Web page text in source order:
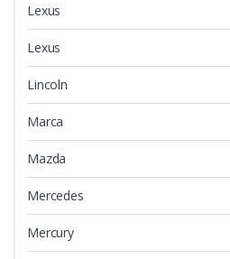
Lexus
Lexus
Lincoln
Marca
Mazda
Mercedes
Mercury